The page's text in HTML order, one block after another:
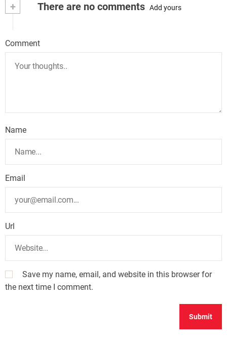
+ There are no comments Add yours
Comment
Name
Email
Url
Save my name, email, and website in this browser for
the next time I comment.